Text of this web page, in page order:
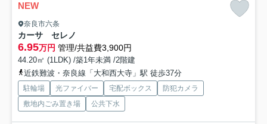
NEW
奈良市六条
カーサ セレノ
6.95万円 管理/共益費3,900円
44.20㎡ (1LDK) /築1年未満 /2階建
近鉄難波・奈良線「大和西大寺」駅 徒歩37分
駐輪場 光ファイバー 宅配ボックス
防犯カメラ
敷地内ごみ置き場
公共下水